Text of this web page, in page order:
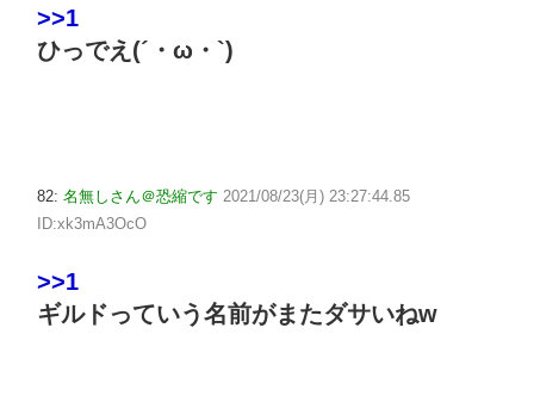
>>1
ひっでえ(´・ω・`)
82: 名無しさん＠恐縮です 2021/08/23(月) 23:27:44.85
ID:xk3mA3OcO
>>1
ギルドっていう名前がまたダサいねw